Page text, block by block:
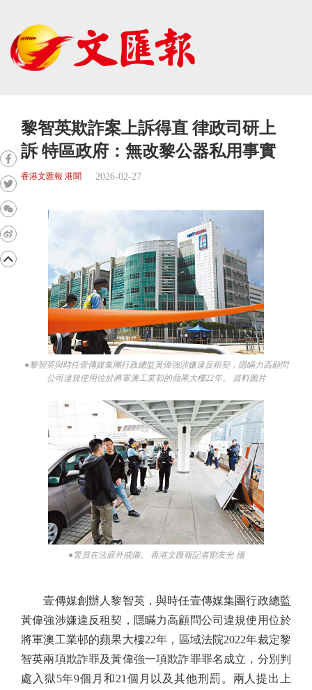
黎智英欺詐案上訴得直 律政司研上
訴 特區政府：無改黎公器私用事實
香港文匯報 港聞 2026-02-27
●黎智英與時任壹傳媒集團行政總監黃偉強涉嫌違反租契，隱瞞力高顧問
公司違規使用位於將軍澳工業邨的蘋果大樓22年。 資料圖片
●警員在法庭外戒備。 香港文匯報記者劉友光 攝
壹傳媒創辦人黎智英，與時任壹傳媒集團行政總監
黃偉強涉嫌違反租契，隱瞞力高顧問公司違規使用位於
將軍澳工業邨的蘋果大樓22年，區域法院2022年裁定黎
智英兩項欺詐罪及黃偉強一項欺詐罪罪名成立，分別判
處入獄5年9個月和21個月以及其他刑罰。兩人提出上